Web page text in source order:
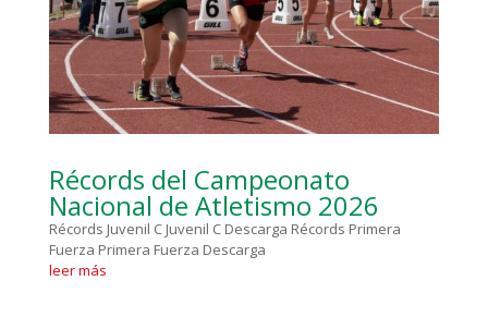
Récords del Campeonato
Nacional de Atletismo 2026
Récords Juvenil C Juvenil C Descarga Récords Primera
Fuerza Primera Fuerza Descarga
leer más